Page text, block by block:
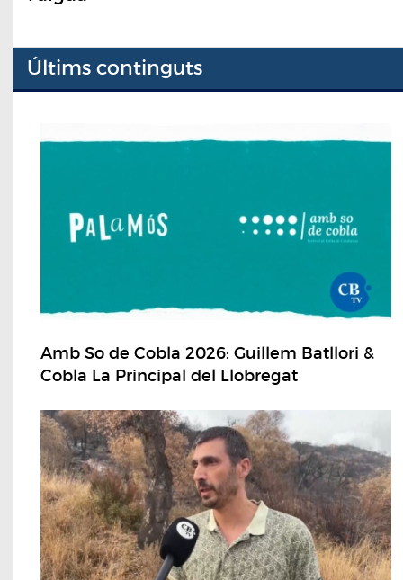
Últims continguts
Amb So de Cobla 2026: Guillem Batllori &
Cobla La Principal del Llobregat